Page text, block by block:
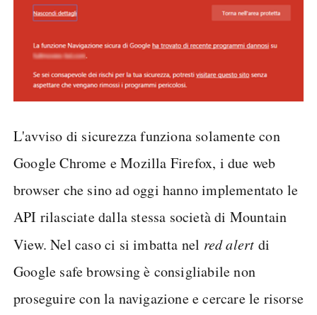
L'avviso di sicurezza funziona solamente con
Google Chrome e Mozilla Firefox, i due web
browser che sino ad oggi hanno implementato le
API rilasciate dalla stessa società di Mountain
View. Nel caso ci si imbatta nel red alert di
Google safe browsing è consigliabile non
proseguire con la navigazione e cercare le risorse